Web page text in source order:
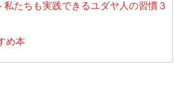
私たちも実践できるユダヤ人の習慣３
め本